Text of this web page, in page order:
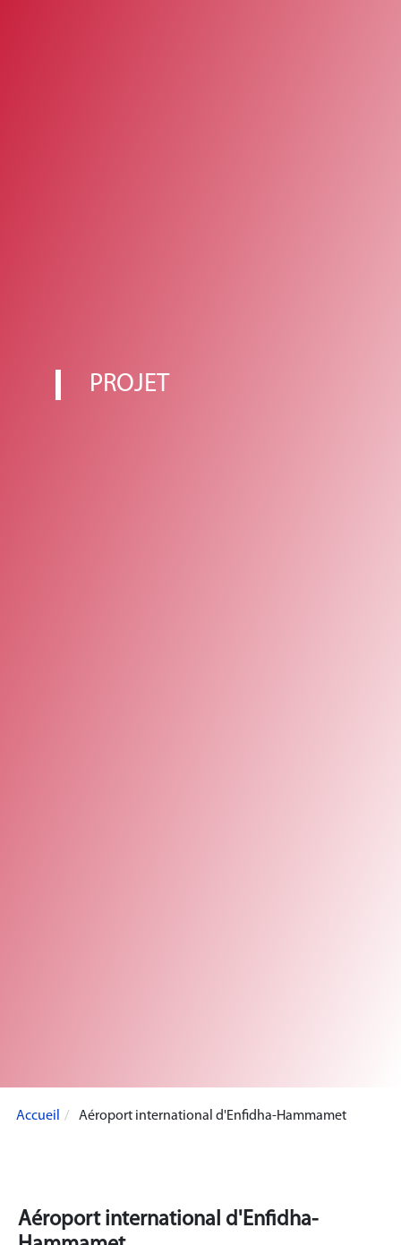
PROJET
Accueil Aéroport international d'Enfidha-Hammamet
Aéroport international d'Enfidha-